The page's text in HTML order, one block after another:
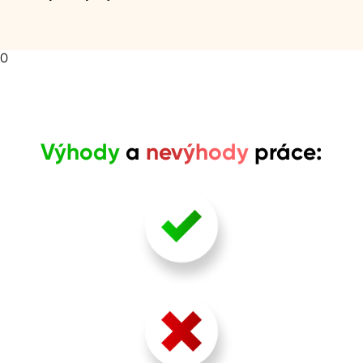
0
Výhody a nevýhody práce:
Kombinace manuální práce a technické přesnosti.
Viditelné výsledky práce v architektuře a stavbách.